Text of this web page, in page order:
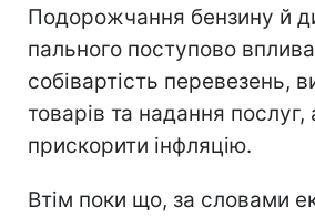
Подорожчання бензину й
пального поступово
собівартість перевезень,
товарів та надання
прискорити інфляцію.
Втім поки що, за словами